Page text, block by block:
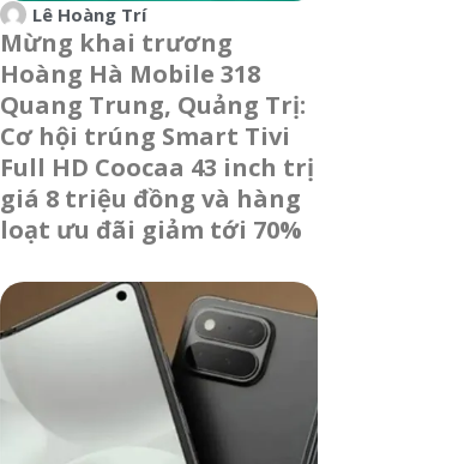
Lê Hoàng Trí
Mừng khai trương
Hoàng Hà Mobile 318
Quang Trung, Quảng Trị:
Cơ hội trúng Smart Tivi
Full HD Coocaa 43 inch trị
giá 8 triệu đồng và hàng
loạt ưu đãi giảm tới 70%